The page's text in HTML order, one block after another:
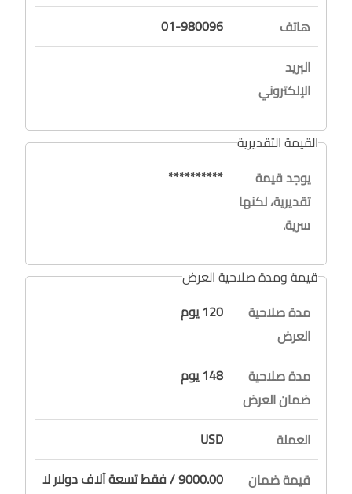
هاتف
01-980096
البريد
الإلكتروني
القيمة التقديرية
يوجد قيمة
تقديرية، لكنها
سرية.
**********
قيمة ومدة صلاحية العرض
مدة صلاحية
العرض
120 يوم
مدة صلاحية
ضمان العرض
148 يوم
العملة
USD
قيمة ضمان
9000.00 / فقط تسعة آلاف دولار لا